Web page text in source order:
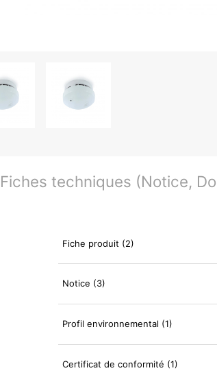
Fiches techniques (Notice,
Fiche produit (2)
Notice (3)
Profil environnemental (1)
Certificat de conformité (1)